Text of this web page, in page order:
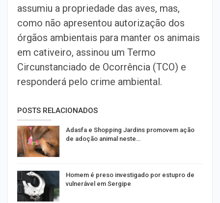
assumiu a propriedade das aves, mas,
como não apresentou autorização dos
órgãos ambientais para manter os animais
em cativeiro, assinou um Termo
Circunstanciado de Ocorrência (TCO) e
responderá pelo crime ambiental.
POSTS RELACIONADOS
Adasfa e Shopping Jardins promovem ação
de adoção animal neste…
Homem é preso investigado por estupro de
vulnerável em Sergipe